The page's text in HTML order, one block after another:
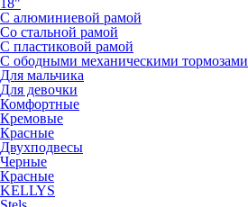
18"
С алюминиевой рамой
Со стальной рамой
С пластиковой рамой
С ободными механическими тормозами
Для мальчика
Для девочки
Комфортные
Кремовые
Красные
Двухподвесы
Черные
Красные
KELLYS